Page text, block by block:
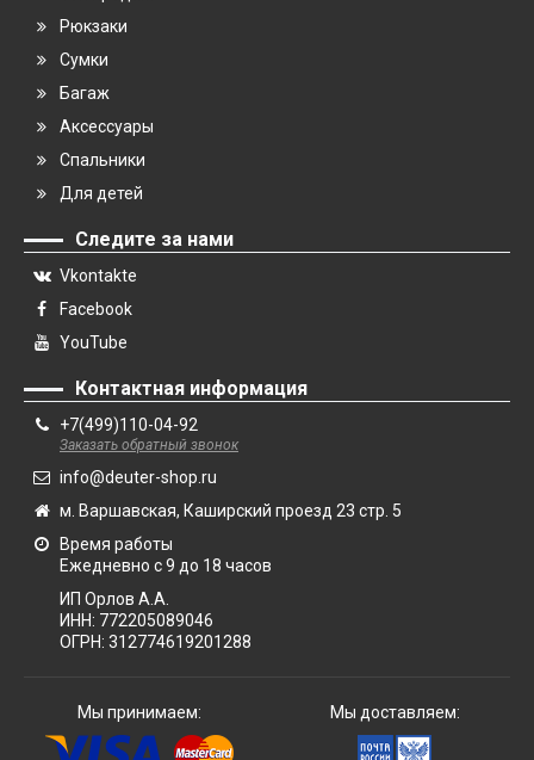
Рюкзаки
Сумки
Багаж
Аксессуары
Спальники
Для детей
Следите за нами
Vkontakte
Facebook
YouTube
Контактная информация
+7(499)110-04-92
Заказать обратный звонок
info@deuter-shop.ru
м. Варшавская, Каширский проезд 23 стр. 5
Время работы
Ежедневно с 9 до 18 часов
ИП Орлов А.А.
ИНН: 772205089046
ОГРН: 312774619201288
Мы принимаем: Мы доставляем: